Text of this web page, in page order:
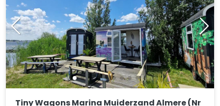
Tiny Wagons Marina Muiderzand Almere (Nr